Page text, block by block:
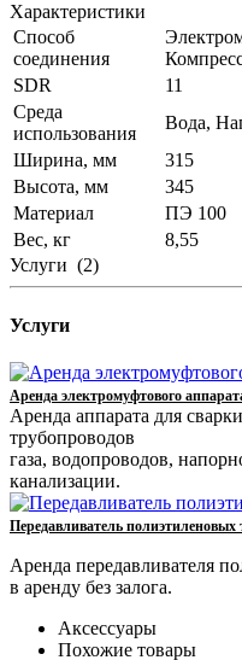
Характеристики
Способ
соединения
SDR
11
Среда
использования
Вода,
Ширина, мм
315
Высота, мм
345
Материал
ПЭ 100
Вес, кг
8,55
Услуги (2)
Услуги
Аренда электромуфтового
Аренда аппарата для
трубопроводов
газа, водопроводов,
канализации.
Передавливатель полиэтиленовых
Аренда передавливателя
в аренду без залога.
Аксессуары
Похожие товары